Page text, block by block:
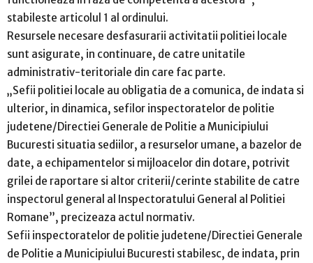
stabileste articolul 1 al ordinului.
Resursele necesare desfasurarii activitatii politiei locale
sunt asigurate, in continuare, de catre unitatile
administrativ-teritoriale din care fac parte.
„Sefii politiei locale au obligatia de a comunica, de indata si
ulterior, in dinamica, sefilor inspectoratelor de politie
judetene/Directiei Generale de Politie a Municipiului
Bucuresti situatia sediilor, a resurselor umane, a bazelor de
date, a echipamentelor si mijloacelor din dotare, potrivit
grilei de raportare si altor criterii/cerinte stabilite de catre
inspectorul general al Inspectoratului General al Politiei
Romane”, precizeaza actul normativ.
Sefii inspectoratelor de politie judetene/Directiei Generale
de Politie a Municipiului Bucuresti stabilesc, de indata, prin